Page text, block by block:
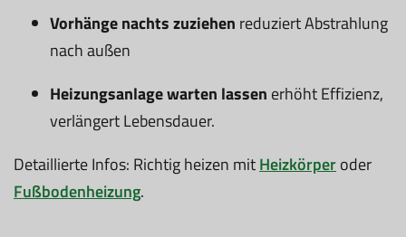
Vorhänge nachts zuziehen reduziert Abstrahlung
nach außen
Heizungsanlage warten lassen erhöht Effizienz,
verlängert Lebensdauer.
Detaillierte Infos: Richtig heizen mitHeizkörperoder
Fußbodenheizung.